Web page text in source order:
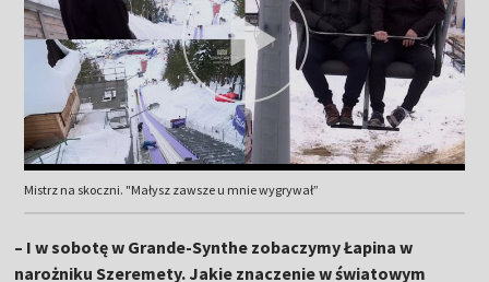
Mistrz na skoczni. "Małysz zawsze u mnie wygrywał”
– I w sobotę w Grande-Synthe zobaczymy Łapina w
narożniku Szeremety. Jakie znaczenie w światowym